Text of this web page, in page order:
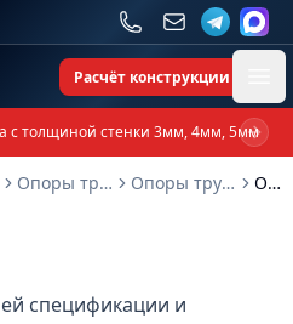
Расчёт конструкции
с толщиной стенки 3мм, 4мм, 5мм
Опоры трубопроводов и металлоконструкции Опоры трубопроводов ГОСТ 14911-82 ОСТ 36-94-83 Опоры ОПХ2
спецификации и